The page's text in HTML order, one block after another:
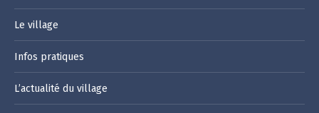
Le village
Infos pratiques
L’actualité du village